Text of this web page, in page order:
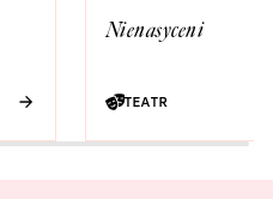
Nienasyceni
TEATR